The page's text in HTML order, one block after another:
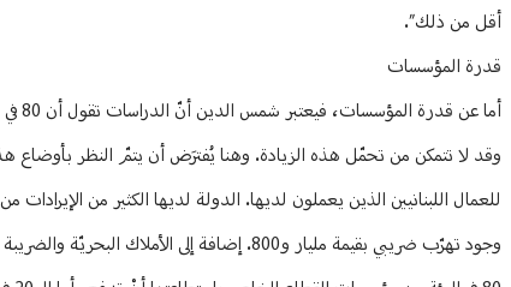
أقل من ذلك”.
قدرة المؤسسات
وقد لا تتمكن من تحمّل هذه الزيادة. وهنا يُفترَض أن يتمّ النظر
وجود تهرّب ضريبي بقيمة مليار و800. إضافة إلى